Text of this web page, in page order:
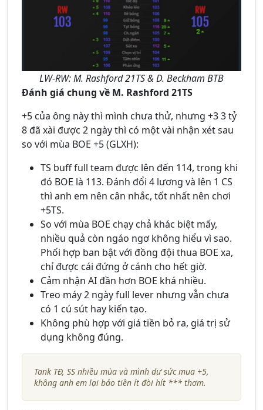
LW-RW: M. Rashford 21TS & D. Beckham BTB
Đánh giá chung về M. Rashford 21TS
+5 của ông này thì mình chưa thử, nhưng +3 3 tỷ
8 đã xài được 2 ngày thì có một vài nhận xét sau
so với mùa BOE +5 (GLXH):
TS buff full team được lên đến 114, trong khi
đó BOE là 113. Đánh đổi 4 lương và lên 1 CS
thì anh em nên cân nhắc, tốt nhất nên chơi
+5TS.
So với mùa BOE chạy chả khác biệt mấy,
nhiều quả còn ngáo ngơ không hiểu vì sao.
Phối hợp ban bật với đồng đội thua BOE xa,
chỉ được cái đứng ở cánh cho hết giờ.
Cảm nhận AI đần hơn BOE khá nhiều.
Treo máy 2 ngày full lever nhưng vẫn chưa
có 1 cú sút hay kiến tạo.
Không phù hợp với giá tiền bỏ ra, giá trị sử
dụng không đúng.
Tank TĐ, SS nhiều mùa và mình dư sức mua +5,
không anh em lại bảo tiền ít đòi hít *** thơm.